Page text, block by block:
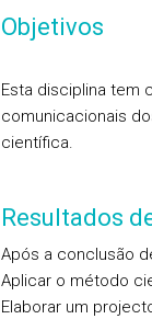
Objetivos
Esta disciplina tem
comunicacionais
científica.
Resultados
Após a conclusão
Aplicar o método
Elaborar um